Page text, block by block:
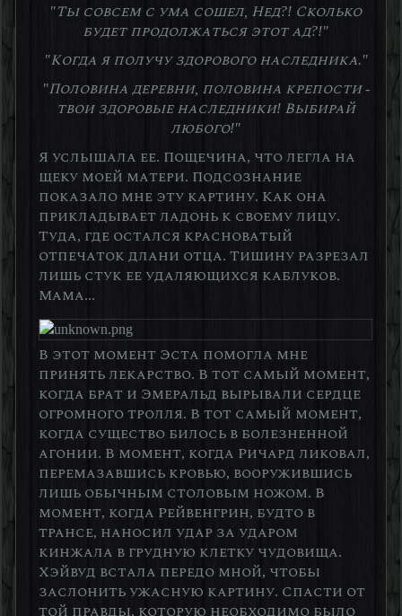
"Ты совсем с ума сошел, Нед?! Сколько
будет продолжаться этот ад?!"
"Когда я получу здорового наследника."
"Половина деревни, половина крепости -
твои здоровые наследники! Выбирай
любого!"
Я услышала ее. Пощечина, что легла на
щеку моей матери. Подсознание
показало мне эту картину. Как она
прикладывает ладонь к своему лицу.
Туда, где остался красноватый
отпечаток длани отца. Тишину разрезал
лишь стук ее удаляющихся каблуков.
Мама...
В этот момент Эста помогла мне
принять лекарство. В тот самый момент,
когда брат и Эмеральд вырывали сердце
огромного тролля. В тот самый момент,
когда существо билось в болезненной
агонии. В момент, когда Ричард ликовал,
перемазавшись кровью, вооружившись
лишь обычным столовым ножом. В
момент, когда Рейвенгрин, будто в
трансе, наносил удар за ударом
кинжала в грудную клетку чудовища.
Хэйвуд встала передо мной, чтобы
заслонить ужасную картину. Спасти от
той правды, которую необходимо было